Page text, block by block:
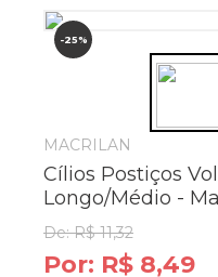
-25%
MACRILAN
Cílios Postiços
Longo/Médio -
De:R$ 11,32
Por: R$ 8,49